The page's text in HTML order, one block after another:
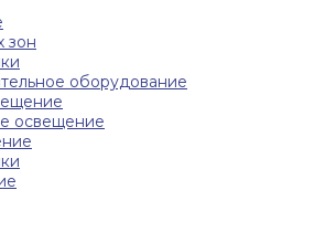
зон
оборудование
освещение